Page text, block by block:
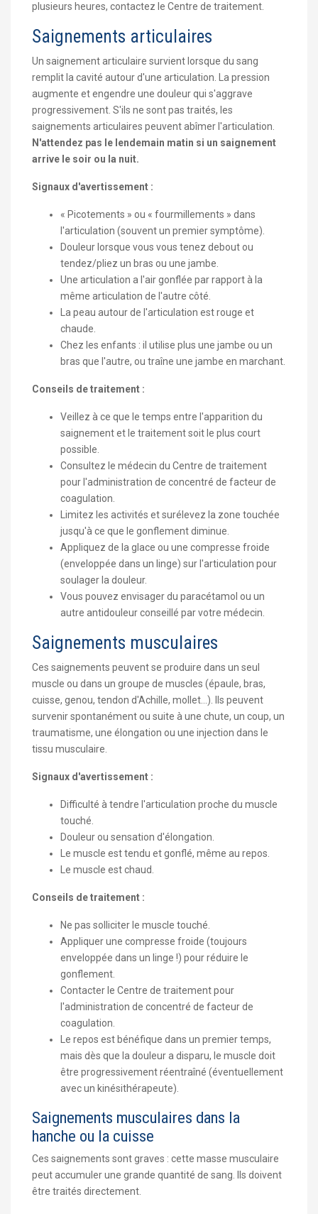
plusieurs heures, contactez le Centre de traitement.
Saignements articulaires
Un saignement articulaire survient lorsque du sang
remplit la cavité autour d'une articulation. La pression
augmente et engendre une douleur qui s'aggrave
progressivement. S'ils ne sont pas traités, les
saignements articulaires peuvent abîmer l'articulation.
N'attendez pas le lendemain matin si un saignement
arrive le soir ou la nuit.
Signaux d'avertissement :
« Picotements » ou « fourmillements » dans
l'articulation (souvent un premier symptôme).
Douleur lorsque vous vous tenez debout ou
tendez/pliez un bras ou une jambe.
Une articulation a l'air gonflée par rapport à la
même articulation de l'autre côté.
La peau autour de l'articulation est rouge et
chaude.
Chez les enfants : il utilise plus une jambe ou un
bras que l'autre, ou traîne une jambe en marchant.
Conseils de traitement :
Veillez à ce que le temps entre l'apparition du
saignement et le traitement soit le plus court
possible.
Consultez le médecin du Centre de traitement
pour l'administration de concentré de facteur de
coagulation.
Limitez les activités et surélevez la zone touchée
jusqu'à ce que le gonflement diminue.
Appliquez de la glace ou une compresse froide
(enveloppée dans un linge) sur l'articulation pour
soulager la douleur.
Vous pouvez envisager du paracétamol ou un
autre antidouleur conseillé par votre médecin.
Saignements musculaires
Ces saignements peuvent se produire dans un seul
muscle ou dans un groupe de muscles (épaule, bras,
cuisse, genou, tendon d'Achille, mollet…). Ils peuvent
survenir spontanément ou suite à une chute, un coup, un
traumatisme, une élongation ou une injection dans le
tissu musculaire.
Signaux d'avertissement :
Difficulté à tendre l'articulation proche du muscle
touché.
Douleur ou sensation d'élongation.
Le muscle est tendu et gonflé, même au repos.
Le muscle est chaud.
Conseils de traitement :
Ne pas solliciter le muscle touché.
Appliquer une compresse froide (toujours
enveloppée dans un linge !) pour réduire le
gonflement.
Contacter le Centre de traitement pour
l'administration de concentré de facteur de
coagulation.
Le repos est bénéfique dans un premier temps,
mais dès que la douleur a disparu, le muscle doit
être progressivement réentraîné (éventuellement
avec un kinésithérapeute).
Saignements musculaires dans la
hanche ou la cuisse
Ces saignements sont graves : cette masse musculaire
peut accumuler une grande quantité de sang. Ils doivent
être traités directement.